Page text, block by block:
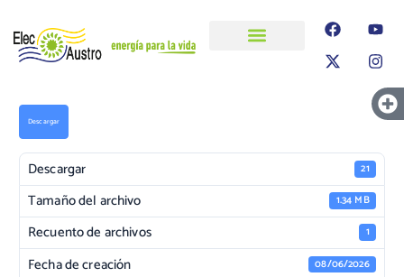
Descargar
Descargar 21
Tamaño del archivo 1.34 MB
Recuento de archivos 1
Fecha de creación 08/06/2026